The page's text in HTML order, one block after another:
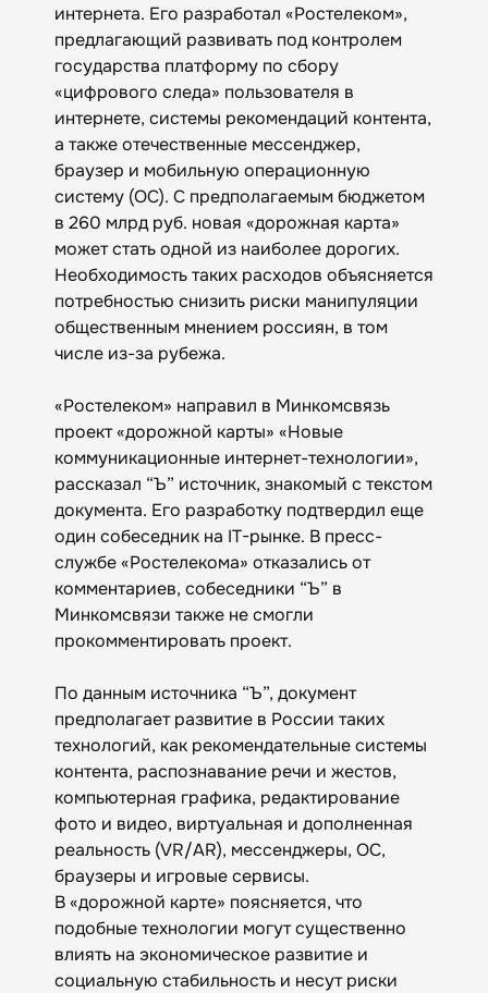
интернета. Его разработал «Ростелеком»,
предлагающий развивать под контролем
государства платформу по сбору
«цифрового следа» пользователя в
интернете, системы рекомендаций контента,
а также отечественные мессенджер,
браузер и мобильную операционную
систему (ОС). С предполагаемым бюджетом
в 260 млрд руб. новая «дорожная карта»
может стать одной из наиболее дорогих.
Необходимость таких расходов объясняется
потребностью снизить риски манипуляции
общественным мнением россиян, в том
числе из-за рубежа.
«Ростелеком» направил в Минкомсвязь
проект «дорожной карты» «Новые
коммуникационные интернет-технологии»,
рассказал “Ъ” источник, знакомый с текстом
документа. Его разработку подтвердил еще
один собеседник на IT-рынке. В пресс-
службе «Ростелекома» отказались от
комментариев, собеседники “Ъ” в
Минкомсвязи также не смогли
прокомментировать проект.
По данным источника “Ъ”, документ
предполагает развитие в России таких
технологий, как рекомендательные системы
контента, распознавание речи и жестов,
компьютерная графика, редактирование
фото и видео, виртуальная и дополненная
реальность (VR/AR), мессенджеры, ОС,
браузеры и игровые сервисы.
В «дорожной карте» поясняется, что
подобные технологии могут существенно
влиять на экономическое развитие и
социальную стабильность и несут риски